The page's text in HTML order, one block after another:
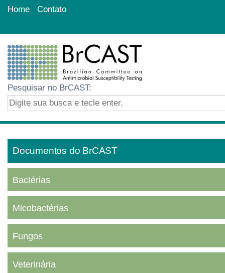
Home Contato
Pesquisar no BrCAST:
Documentos do BrCAST
Bactérias
Micobactérias
Fungos
Veterinária